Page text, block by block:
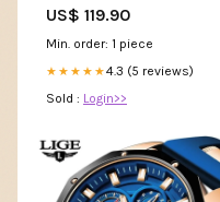
US$ 119.90
Min. order: 1 piece
★★★★★4.3 (5 reviews)
Sold : Login>>